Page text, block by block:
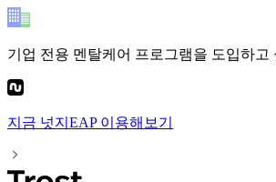
기업 전용 멘탈케어 프로그램을 도입하고
지금 넛지EAP이용해보기